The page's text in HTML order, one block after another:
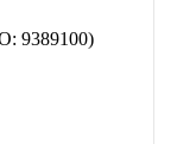
9389100)